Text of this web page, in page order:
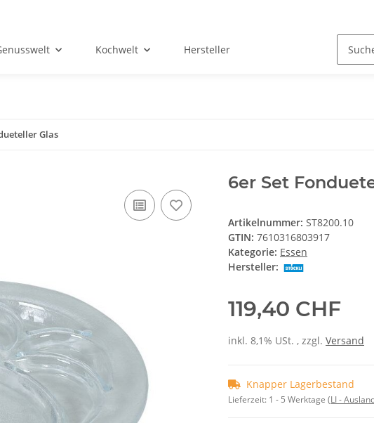
Kochwelt Hersteller
Glas
6er Set
Artikelnummer: ST8200.10
GTIN: 7610316803917
Kategorie: Essen
Hersteller:
119,40 CHF
inkl. 8,1% USt. , zzgl. Versand
Knapper Lagerbestand
Lieferzeit: 1 - 5 Werktage (LI -